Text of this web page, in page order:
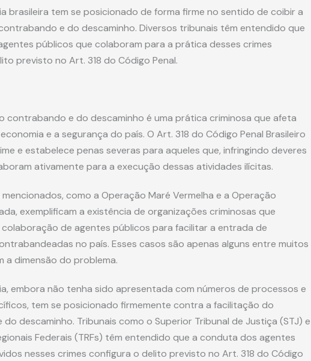
brasileira tem se posicionado de forma firme no sentido de coibir a
e do descaminho. Diversos tribunais têm entendido que
públicos que colaboram para a prática desses crimes
previsto no Art. 318 do Código Penal.
contrabando e do descaminho é uma prática criminosa que afeta
e a segurança do país. O Art. 318 do Código Penal Brasileiro
e estabelece penas severas para aqueles que, infringindo deveres
ativamente para a execução dessas atividades ilícitas.
como a Operação Maré Vermelha e a Operação
exemplificam a existência de organizações criminosas que
de agentes públicos para facilitar a entrada de
no país. Esses casos são apenas alguns entre muitos
a dimensão do problema.
embora não tenha sido apresentada com números de processos e
tem se posicionado firmemente contra a facilitação do
descaminho. Tribunais como o Superior Tribunal de Justiça (STJ) e
Federais (TRFs) têm entendido que a conduta dos agentes
nesses crimes configura o delito previsto no Art. 318 do Código